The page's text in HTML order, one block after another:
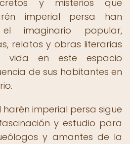
y misterios que
imperial persa han
imaginario popular,
relatos y obras literarias
vida en este espacio
de sus habitantes en
imperial persa sigue
y estudio para
y amantes de la